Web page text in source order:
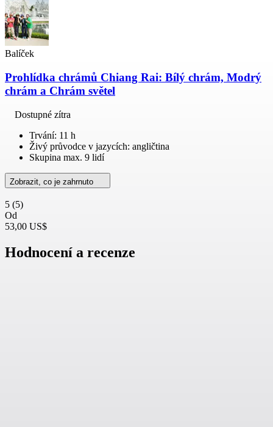
Balíček
Prohlídka chrámů Chiang Rai: Bílý chrám, Modrý
chrám a Chrám světel
Dostupné zítra
Trvání: 11 h
Živý průvodce v jazycích: angličtina
Skupina max. 9 lidí
Zobrazit, co je zahrnuto
5 (5)
Od
53,00 US$
Hodnocení a recenze